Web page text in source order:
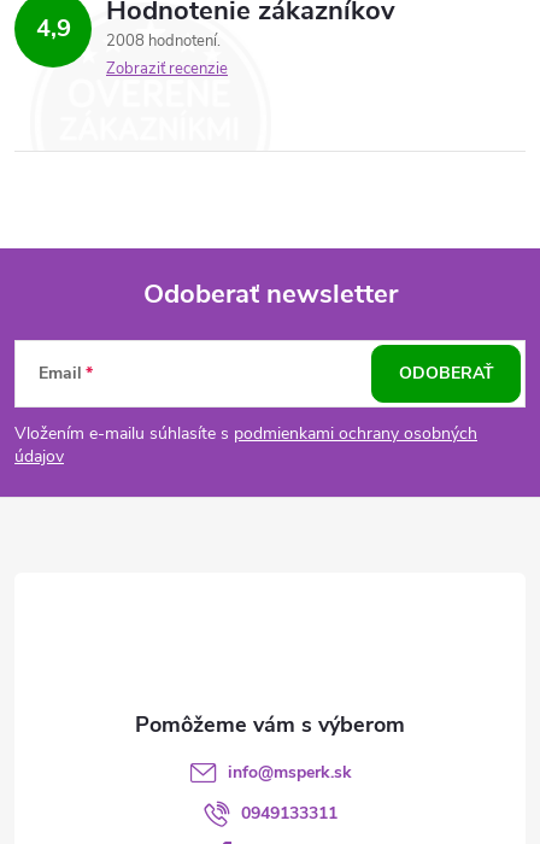
4,9 Hodnotenie zákazníkov
2008 hodnotení
Zobraziť recenzie
Z
á
p
Odoberať newsletter
Email
Vložením e-mailu súhlasíte s podmienkami ochrany osobných
údajov
ODOBERAŤ
info@msperk.sk
0949133311